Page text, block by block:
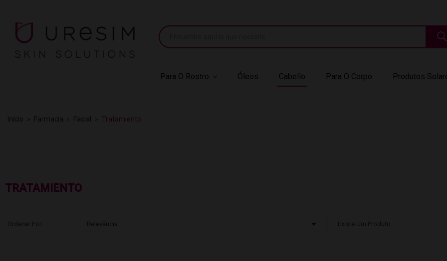
Para O Rostro Óleos Cabello Para O Corpo Produtos
Início Farmacia Facial Tratamiento
TRATAMIENTO
Ordenar Por: Relevância  Existe Um Produto.